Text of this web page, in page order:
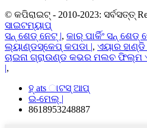
© କପିରାଇଟ୍ - 2010-2023: ସର୍ବସତ୍ତ୍
ସାଇଟମ୍ୟାପ୍
ସନ୍ ଶେଡ୍ ନେଟ୍ |, କାର୍ ପାର୍କିଂ ସନ୍ ଶେଡ୍
ଲ୍ୟାଣ୍ଡସ୍କେପ୍ କପଡା |, ଏୟାର ହାଣ୍ଡି
ଚାଇନା ଗ୍ରାଉଣ୍ଡ କଭର ମଲଚ ଫିଲ୍ମ
|,
ହ୍ ats ାଟସ୍ ଆପ୍
ଇ-ମେଲ୍ |
8618953248887